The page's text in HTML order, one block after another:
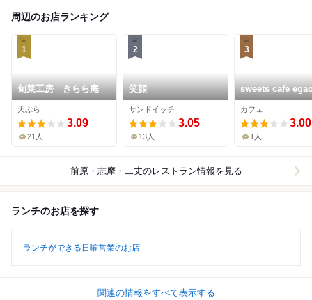
周辺のお店ランキング
1
旬菜工房 きらら庵
天ぷら
3.09
21人
2
笑顔
サンドイッチ
3.05
13人
3
sweets cafe
カフェ
3.00
1人
前原・志摩・二丈のレストラン情報を見る
ランチのお店を探す
ランチができる日曜営業のお店
関連の情報をすべて表示する